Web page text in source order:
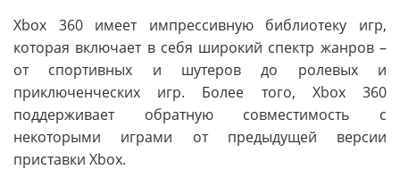
Xbox 360 имеет импрессивную библиотеку игр,
которая включает в себя широкий спектр жанров –
от спортивных и шутеров до ролевых и
приключенческих игр. Более того, Xbox 360
поддерживает обратную совместимость с
некоторыми играми от предыдущей версии
приставки Xbox.